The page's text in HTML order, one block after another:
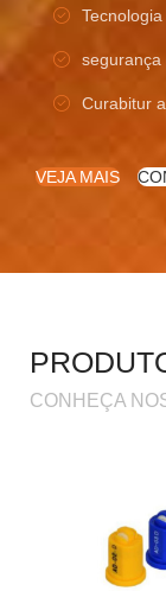
segurança
Curabitur
VEJA MAIS
CONHEÇA